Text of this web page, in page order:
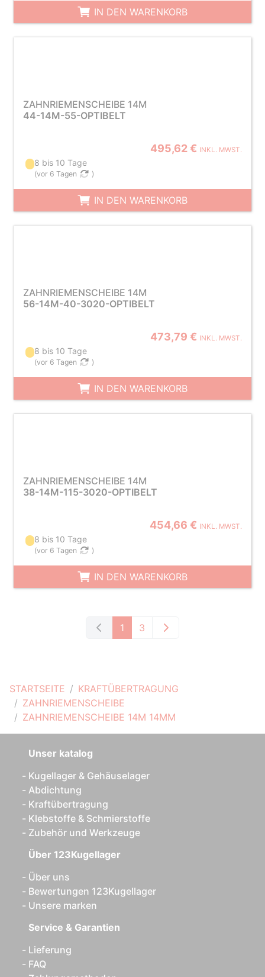
STARTSEITE
KRAFTÜBERTRAGUNG
ZAHNRIEMENSCHEIBE
ZAHNRIEMENSCHEIBE 14M 14MM
IN DEN WARENKORB
ZAHNRIEMENSCHEIBE 14M
44-14M-55-OPTIBELT
495,62 € INKL. MWST.
8 bis 10 Tage
(vor 6 Tagen )
IN DEN WARENKORB
ZAHNRIEMENSCHEIBE 14M
56-14M-40-3020-OPTIBELT
473,79 € INKL. MWST.
8 bis 10 Tage
(vor 6 Tagen )
IN DEN WARENKORB
ZAHNRIEMENSCHEIBE 14M
38-14M-115-3020-OPTIBELT
454,66 € INKL. MWST.
8 bis 10 Tage
(vor 6 Tagen )
IN DEN WARENKORB
1 3
Unser katalog
Kugellager & Gehäuselager
Abdichtung
Kraftübertragung
Klebstoffe & Schmierstoffe
Zubehör und Werkzeuge
Über 123Kugellager
Über uns
Bewertungen 123Kugellager
Unsere marken
Service & Garantien
Lieferung
FAQ